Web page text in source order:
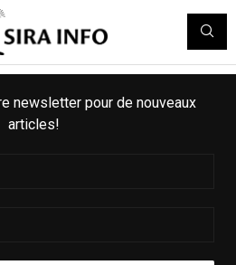
newsletter pour de nouveaux
articles!